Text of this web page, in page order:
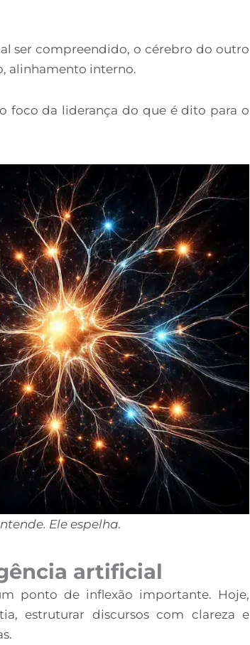
ser compreendido, o cérebro do outro
alinhamento interno.
foco da liderança do que é dito para o
Ele espelha.
artificial
ponto de inflexão importante. Hoje,
estruturar discursos com clareza e